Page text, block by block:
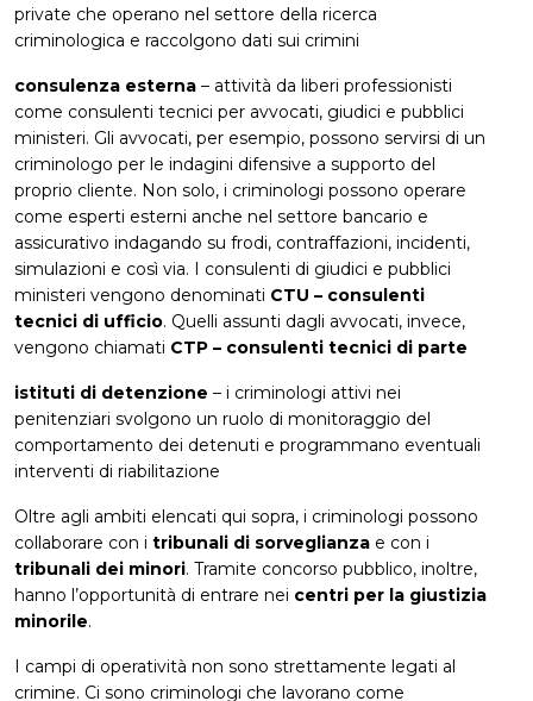
private che operano nel settore della ricerca
criminologica e raccolgono dati sui crimini
consulenza esterna – attività da liberi professionisti
come consulenti tecnici per avvocati, giudici e pubblici
ministeri. Gli avvocati, per esempio, possono servirsi di un
criminologo per le indagini difensive a supporto del
proprio cliente. Non solo, i criminologi possono operare
come esperti esterni anche nel settore bancario e
assicurativo indagando su frodi, contraffazioni, incidenti,
simulazioni e così via. I consulenti di giudici e pubblici
ministeri vengono denominati CTU – consulenti
tecnici di ufficio. Quelli assunti dagli avvocati, invece,
vengono chiamati CTP – consulenti tecnici di parte
istituti di detenzione – i criminologi attivi nei
penitenziari svolgono un ruolo di monitoraggio del
comportamento dei detenuti e programmano eventuali
interventi di riabilitazione
Oltre agli ambiti elencati qui sopra, i criminologi possono
collaborare con i tribunali di sorveglianza e con i
tribunali dei minori. Tramite concorso pubblico, inoltre,
hanno l’opportunità di entrare nei centri per la giustizia
minorile.
I campi di operatività non sono strettamente legati al
crimine. Ci sono criminologi che lavorano come